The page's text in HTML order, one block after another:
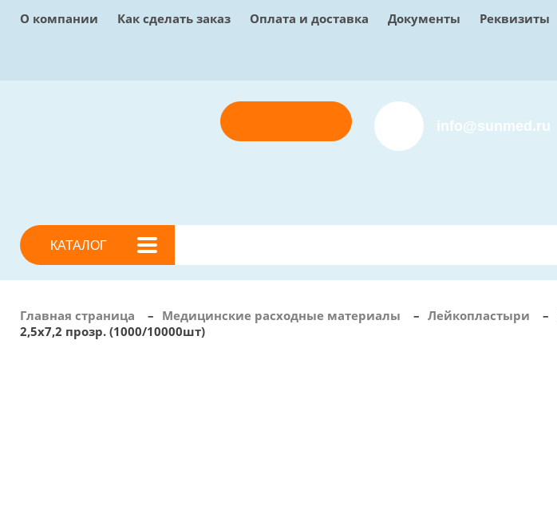
О компании Как сделать заказ Оплата и доставка Документы Реквизиты
info@sunmed.ru
КАТАЛОГ
Главная страница – Медицинские расходные материалы – Лейкопластыри –
2,5х7,2 прозр. (1000/10000шт)